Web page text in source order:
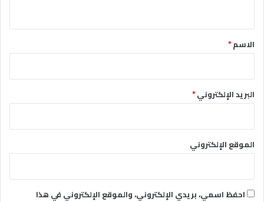
*الاسم*
البريد الإلكتروني*
الموقع الإلكتروني
احفظ اسمي، بريدي الإلكتروني، والموقع الإلكتروني في هذا